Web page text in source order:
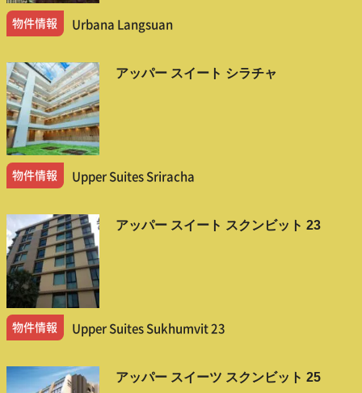
物件情報 Urbana Langsuan
アッパー スイート シラチャ
物件情報 Upper Suites Sriracha
アッパー スイート スクンビット 23
物件情報 Upper Suites Sukhumvit 23
アッパー スイーツ スクンビット 25